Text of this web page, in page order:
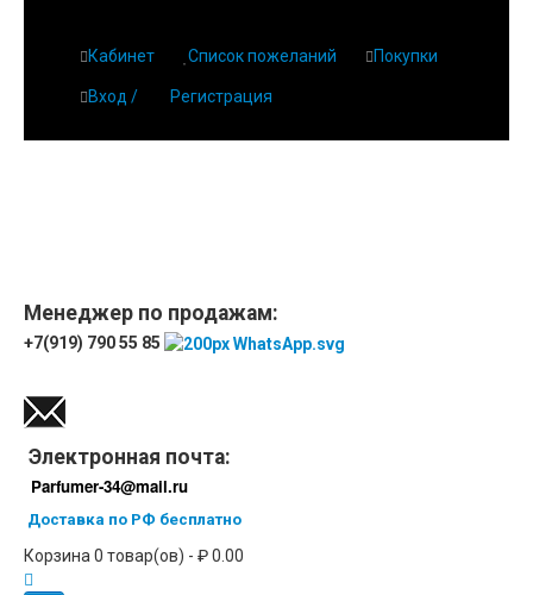
Кабинет Список пожеланий Покупки
Вход / Регистрация
Менеджер по продажам:
+7(919) 790 55 85
Электронная почта:
Parfumer-34@mail.ru
Доставка по РФ бесплатно
Корзина 0 товар(ов) - ₽ 0.00
Парфюмерия
Новинки
Отзывы
Доставка
Контакты